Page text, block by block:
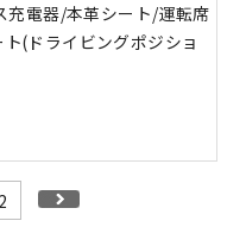
充電器/本革シート/運転席
(ドライビングポジショ
2